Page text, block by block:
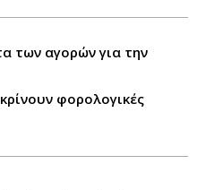
των αγορών για την
φορολογικές